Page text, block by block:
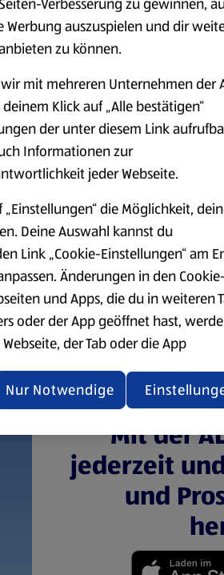
Bio-Produkte
Milchprodukte &
Eier
Mit der
jederzeit
und
auszuspielen und dir
zu können.
mit mehreren Unternehmen der
Klick auf „Alle bestätigen“
der unter diesem Link
Informationen zur
jeder Webseite.
die Möglichkeit,
Deine Auswahl kannst du
Link „Cookie-Einstellungen“ am
Änderungen in den Cookie-
und Apps, die du in weiteren
oder der App geöffnet hast,
der Tab oder die App
und anschließend wieder geöffnet
und Datenschutzerklärungen
Nur Notwendige